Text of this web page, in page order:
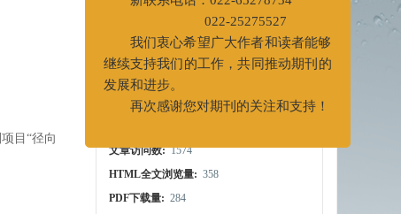
目“径向
PDF下载 ( 1251 KB)
XML下载 导出引用
文章访问数:1574
HTML全文浏览量: 358
PDF下载量: 284
新联系电话：022-65278734
022-25275527
我们衷心希望广大作者和读者能够
继续支持我们的工作，共同推动期刊的
发展和进步。